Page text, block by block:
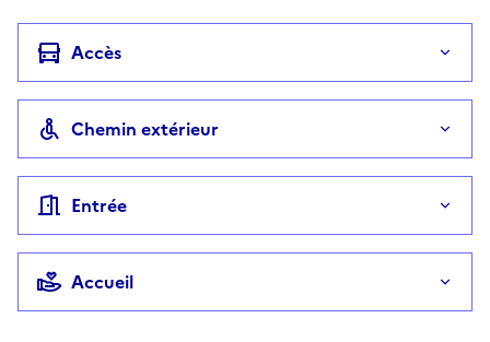
Accès
Chemin extérieur
Entrée
Accueil